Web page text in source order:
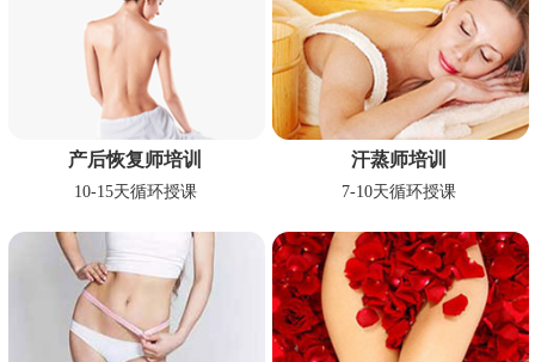
产后恢复师培训
10-15天循环授课
汗蒸师培训
7-10天循环授课